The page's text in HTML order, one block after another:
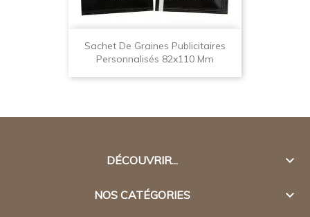
Sachet De Graines Publicitaires
Personnalisés 82x110 Mm
DÉCOUVRIR... 
NOS CATÉGORIES 